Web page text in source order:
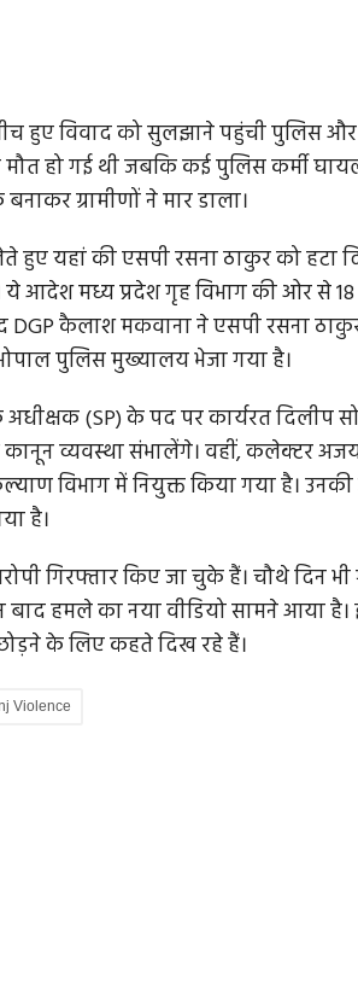
हुए विवाद को सुलझाने पहुंची पुलिस और
हो गई थी जबकि कई पुलिस कर्मी
ग्रामीणों ने मार डाला।
यहां की एसपी रसना ठाकुर को हटा
आदेश मध्य प्रदेश गृह विभाग की ओर से 18
DGP कैलाश मकवाना ने एसपी रसना
पुलिस मुख्यालय भेजा गया है।
(SP) के पद पर कार्यरत दिलीप
व्यवस्था संभालेंगे। वहीं, कलेक्टर
विभाग में नियुक्त किया गया है।
है।
गिरफ्तार किए जा चुके हैं। चौथे दिन भी
बाद हमले का नया वीडियो सामने आया
के लिए कहते दिख रहे हैं।
Violence